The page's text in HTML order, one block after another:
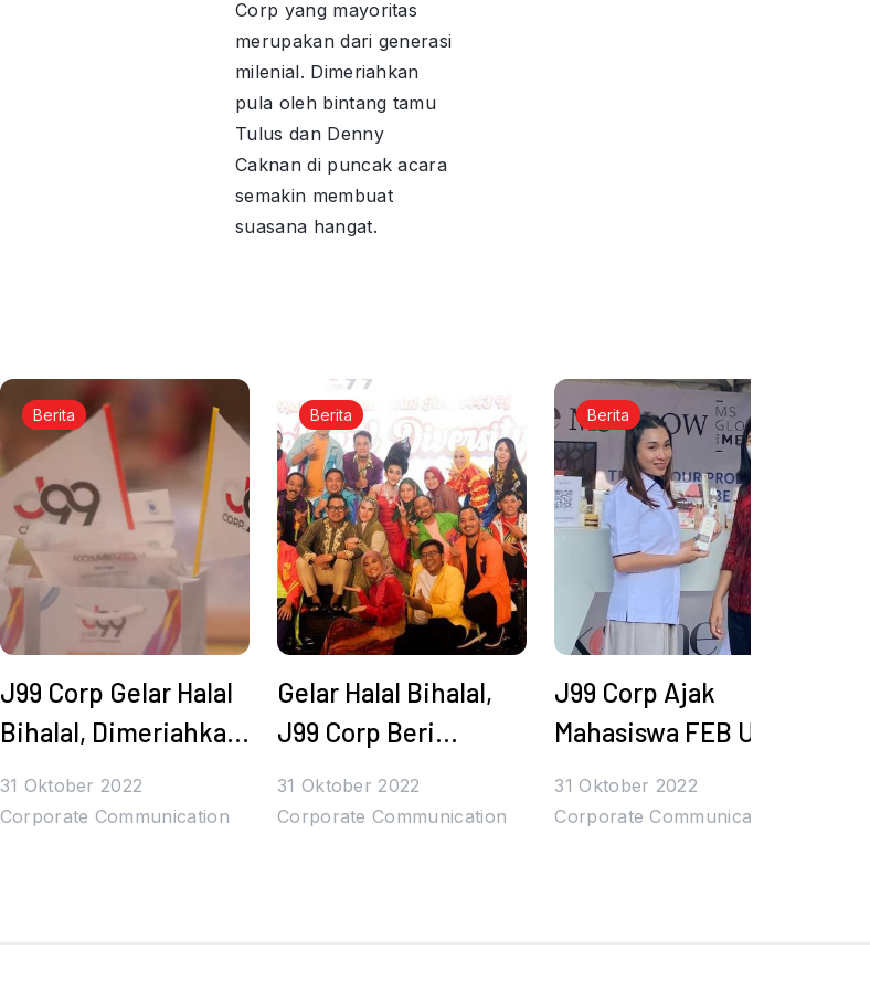
Corp yang mayoritas
merupakan dari generasi
milenial. Dimeriahkan
pula oleh bintang tamu
Tulus dan Denny
Caknan di puncak acara
semakin membuat
suasana hangat.
Berita
J99 Corp Gelar Halal
Bihalal, Dimeriahkan
Denny Caknan
hingga Tulus
31 Oktober 2022
Corporate Communication
Berita
Gelar Halal Bihalal,
J99 Corp Beri
Apresiasi Umrah
Gratis untuk
31 Oktober 2022
Corporate Communication
Berita
J99 Corp Ajak
Mahasiswa FEB UB
Tingkatkan
Kompetensi pada
31 Oktober 2022
Corporate Communication